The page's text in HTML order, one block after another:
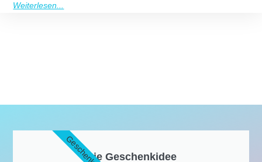
Weiterlesen...
Die Geschenkidee​
Geschenk